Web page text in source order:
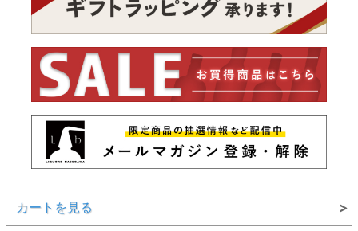
カートを見る